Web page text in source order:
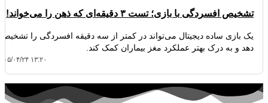
تشخیص افسردگی با بازی؛ تست ۳ دقیقه‌ای که ذهن را می‌خواند!
یک بازی ساده دیجیتال می‌تواند در کمتر از سه دقیقه افسردگی را تشخیص
دهد و به درک بهتر عملکرد مغز بیماران کمک کند.
۱۴۰۵/۰۴/۲۴